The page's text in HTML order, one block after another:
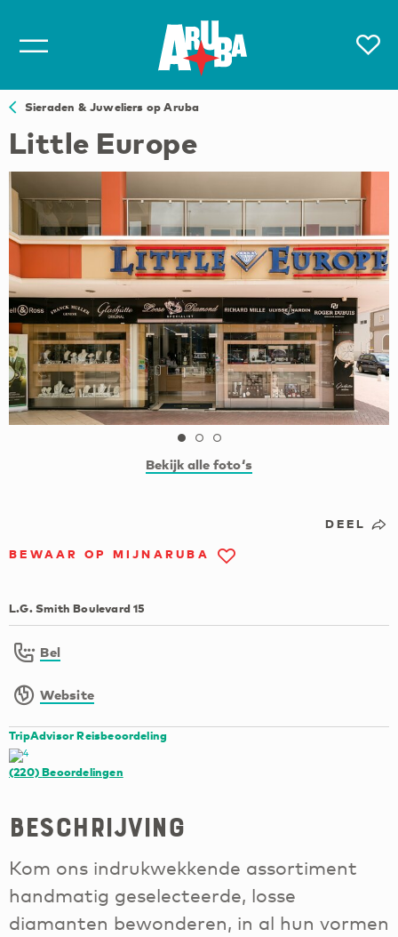
Sieraden & Juweliers op Aruba
Little Europe
Bekijk alle foto‘s
DEEL
BEWAAR OP MIJNARUBA
L.G. Smith Boulevard 15
Bel
Website
TripAdvisor Reisbeoordeling
(220)Beoordelingen
Beschrijving
Kom ons indrukwekkende assortiment
handmatig geselecteerde, losse
diamanten bewonderen, in al hun vormen